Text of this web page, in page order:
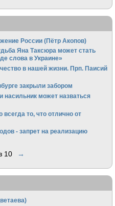
России (Пётр Акопов)
Яна Таксюра может стать
слова в Украине»
в нашей жизни. Прп. Паисий
закрыли забором
может назваться
то, что отлично от
- запрет на реализацию
10 →